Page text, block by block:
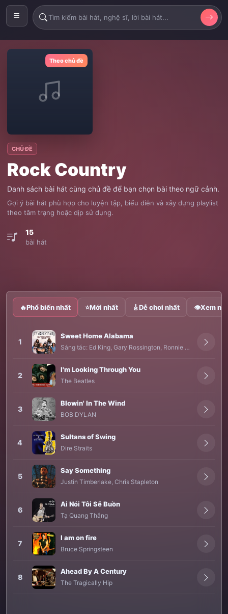
Theo chủ đề
CHỦ ĐỀ
Rock Country
Danh sách bài hát cùng chủ đề để bạn chọn bài theo ngữ cảnh.
Gợi ý bài hát phù hợp cho luyện tập, biểu diễn và xây dựng playlist
theo tâm trạng hoặc dịp sử dụng.
15
bài hát
🔥Phổ biến nhất ⭐Mới nhất 🎸Dễ chơi nhất 👁Xem
1
Sweet Home Alabama
Sáng tác: Ed King, Gary Rossington, Ronnie Van Zant
2
I'm Looking Through You
The Beatles
3
Blowin' In The Wind
BOB DYLAN
4
Sultans of Swing
Dire Straits
5
Say Something
Justin Timberlake, Chris Stapleton
6
Ai Nói Tôi Sẽ Buồn
Tạ Quang Thắng
7
I am on fire
Bruce Springsteen
8
Ahead By A Century
The Tragically Hip